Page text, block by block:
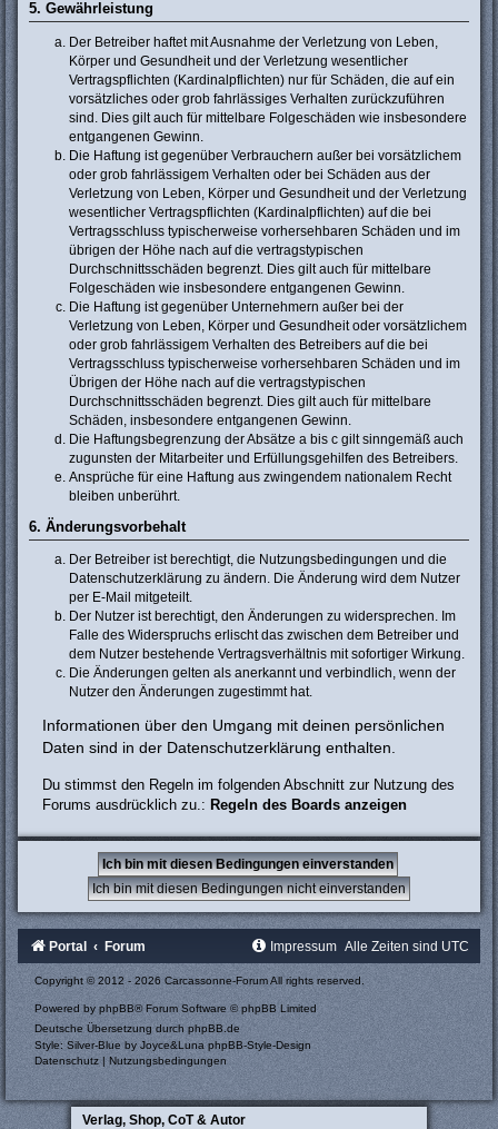
5. Gewährleistung
Der Betreiber haftet mit Ausnahme der Verletzung von Leben,
Körper und Gesundheit und der Verletzung wesentlicher
Vertragspflichten (Kardinalpflichten) nur für Schäden, die auf ein
vorsätzliches oder grob fahrlässiges Verhalten zurückzuführen
sind. Dies gilt auch für mittelbare Folgeschäden wie insbesondere
entgangenen Gewinn.
Die Haftung ist gegenüber Verbrauchern außer bei vorsätzlichem
oder grob fahrlässigem Verhalten oder bei Schäden aus der
Verletzung von Leben, Körper und Gesundheit und der Verletzung
wesentlicher Vertragspflichten (Kardinalpflichten) auf die bei
Vertragsschluss typischerweise vorhersehbaren Schäden und im
übrigen der Höhe nach auf die vertragstypischen
Durchschnittsschäden begrenzt. Dies gilt auch für mittelbare
Folgeschäden wie insbesondere entgangenen Gewinn.
Die Haftung ist gegenüber Unternehmern außer bei der
Verletzung von Leben, Körper und Gesundheit oder vorsätzlichem
oder grob fahrlässigem Verhalten des Betreibers auf die bei
Vertragsschluss typischerweise vorhersehbaren Schäden und im
Übrigen der Höhe nach auf die vertragstypischen
Durchschnittsschäden begrenzt. Dies gilt auch für mittelbare
Schäden, insbesondere entgangenen Gewinn.
Die Haftungsbegrenzung der Absätze a bis c gilt sinngemäß auch
zugunsten der Mitarbeiter und Erfüllungsgehilfen des Betreibers.
Ansprüche für eine Haftung aus zwingendem nationalem Recht
bleiben unberührt.
6. Änderungsvorbehalt
Der Betreiber ist berechtigt, die Nutzungsbedingungen und die
Datenschutzerklärung zu ändern. Die Änderung wird dem Nutzer
per E-Mail mitgeteilt.
Der Nutzer ist berechtigt, den Änderungen zu widersprechen. Im
Falle des Widerspruchs erlischt das zwischen dem Betreiber und
dem Nutzer bestehende Vertragsverhältnis mit sofortiger Wirkung.
Die Änderungen gelten als anerkannt und verbindlich, wenn der
Nutzer den Änderungen zugestimmt hat.
Informationen über den Umgang mit deinen persönlichen
Daten sind in der Datenschutzerklärung enthalten.
Du stimmst den Regeln im folgenden Abschnitt zur Nutzung des
Forums ausdrücklich zu.: Regeln des Boards anzeigen
Portal Forum Alle Zeiten sind UTC
Impressum
Copyright © 2012 - 2026 Carcassonne-Forum All rights reserved.
Powered byphpBB® Forum Software © phpBB Limited
Deutsche Übersetzung durch phpBB.de
Style: Silver-Blue by Joyce&LunaphpBB-Style-Design
Datenschutz |Nutzungsbedingungen
Verlag, Shop, CoT & Autor